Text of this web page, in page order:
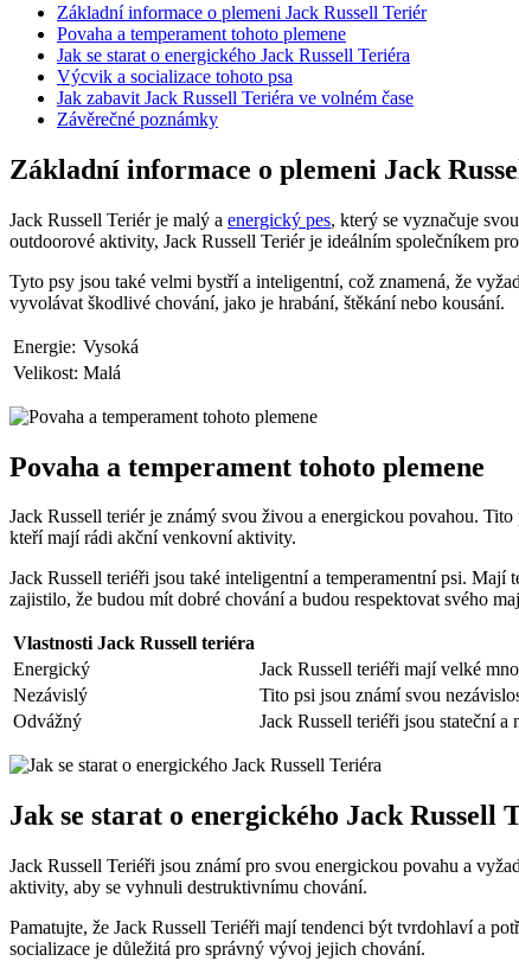
Základní informace o plemeni Jack Russell⁢ Teriér
Povaha​ a temperament tohoto plemene
Jak se starat o energického Jack Russell Teriéra
Výcvik a socializace tohoto‍ psa
Jak zabavit Jack Russell Teriéra ‌ve‍ volném ⁤čase
Závěrečné ⁣poznámky
Základní informace o plemeni Jack
Jack Russell Teriér je‌ malý a energický pes, který se vyznačuje
outdoorové aktivity, Jack Russell Teriér je ideálním ‌společníkem
Tyto psy jsou také⁣ velmi bystří ⁤a inteligentní, což ⁢znamená, že
vyvolávat ‍škodlivé ⁢chování,​ jako je hrabání, štěkání nebo kousání.
Energie: Vysoká
Velikost: Malá
Povaha​ a temperament tohoto plemene
Jack ​Russell teriér⁢ je‍ známý svou živou a⁣ energickou povahou.
kteří mají rádi ​akční venkovní aktivity.
Jack⁤ Russell ​teriéři jsou také inteligentní​ a temperamentní ⁢psi.
zajistilo, že budou mít dobré chování a budou respektovat svého
Vlastnosti Jack ⁤Russell ⁣teriéra
Energický
Jack ‍Russell ‌teriéři mají ‌velké
Nezávislý
Tito psi jsou známí svou
Odvážný
Jack ​Russell teriéři jsou stateční
Jak se starat o energického Jack Russell
Jack Russell Teriéři jsou ​známí pro svou ​energickou povahu a‌
aktivity, aby ⁤se vyhnuli destruktivnímu chování.
Pamatujte, že Jack Russell Teriéři mají tendenci být tvrdohlaví a⁣
socializace je důležitá pro správný vývoj ⁤jejich chování.